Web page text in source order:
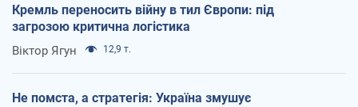
Кремль переносить війну в тил Європи: під
загрозою критична логістика
Віктор Ягун 12,9 т.
Не помста, а стратегія: Україна змушує